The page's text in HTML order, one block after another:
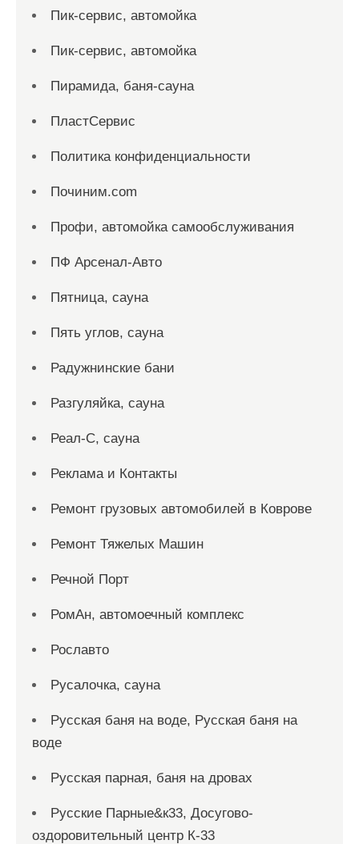
Пик-сервис, автомойка
Пик-сервис, автомойка
Пирамида, баня-сауна
ПластСервис
Политика конфиденциальности
Починим.com
Профи, автомойка самообслуживания
ПФ Арсенал-Авто
Пятница, сауна
Пять углов, сауна
Радужнинские бани
Разгуляйка, сауна
Реал-С, сауна
Реклама и Контакты
Ремонт грузовых автомобилей в Коврове
Ремонт Тяжелых Машин
Речной Порт
РомАн, автомоечный комплекс
Рославто
Русалочка, сауна
Русская баня на воде, Русская баня на
воде
Русская парная, баня на дровах
Русские Парные&к33, Досугово-
оздоровительный центр К-33